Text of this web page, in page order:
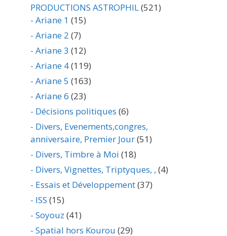
PRODUCTIONS ASTROPHIL(521)
- Ariane 1 (15)
- Ariane 2 (7)
- Ariane 3 (12)
- Ariane 4(119)
- Ariane 5 (163)
- Ariane 6 (23)
- Décisions politiques (6)
- Divers, Evenements,congres,
anniversaire, Premier Jour(51)
- Divers, Timbre à Moi (18)
- Divers, Vignettes, Triptyques, , (4)
- Essais et Développement(37)
- ISS (15)
- Soyouz (41)
- Spatial hors Kourou (29)